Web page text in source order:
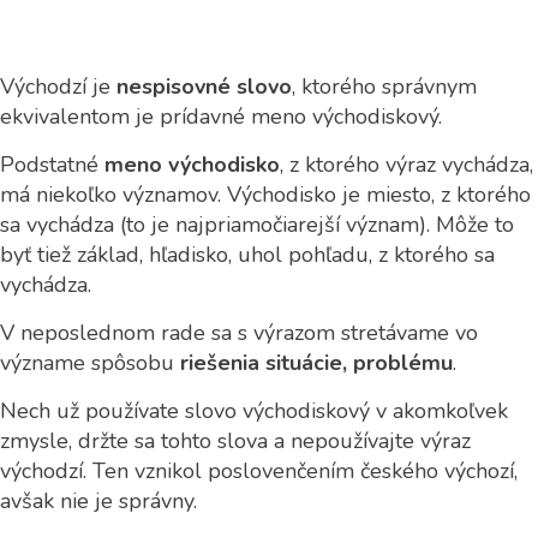
Východzí je nespisovné slovo, ktorého správnym
ekvivalentom je prídavné meno východiskový.
Podstatné meno východisko, z ktorého výraz vychádza,
má niekoľko významov. Východisko je miesto, z ktorého
sa vychádza (to je najpriamočiarejší význam). Môže to
byť tiež základ, hľadisko, uhol pohľadu, z ktorého sa
vychádza.
V neposlednom rade sa s výrazom stretávame vo
význame spôsobu riešenia situácie, problému.
Nech už používate slovo východiskový v akomkoľvek
zmysle, držte sa tohto slova a nepoužívajte výraz
východzí. Ten vznikol poslovenčením českého výchozí,
avšak nie je správny.